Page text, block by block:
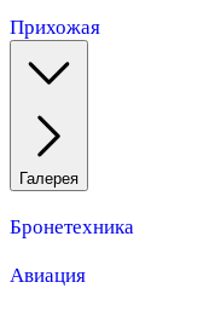
Прихожая
Галерея
Бронетехника
Авиация